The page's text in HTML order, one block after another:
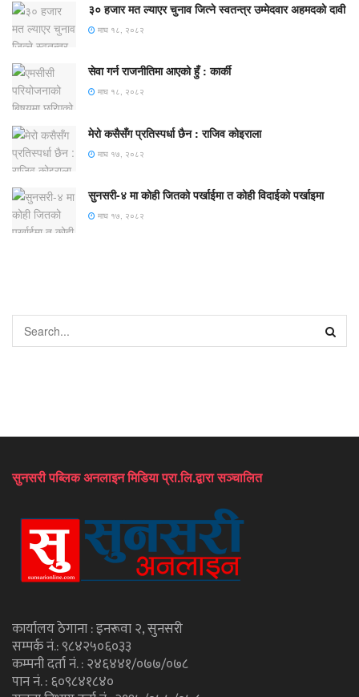
३० हजार मत ल्याएर चुनाव जित्ने स्वतन्त्र उम्मेदवार अहमदको दावी
माघ १८, २०८२
सेवा गर्न राजनीतिमा आएको हुँ : कार्की
माघ १८, २०८२
मेरो कसैसँग प्रतिस्पर्धा छैन : राजिव कोइराला
माघ १७, २०८२
सुनसरी-४ मा कोही जितको पर्खाईमा त कोही विदाईको पर्खाइमा
माघ १७, २०८२
सुनसरी पब्लिक अनलाइन मिडिया प्रा.लि.द्वारा सञ्चालित
कार्यालय ठेगाना : इनरूवा २, सुनसरी
सम्पर्क नं.: ९८४२५०६०३३
कम्पनी दर्ता नं. : २४६४४१/०७७/०७८
पान नं. : ६०९८४१८४०